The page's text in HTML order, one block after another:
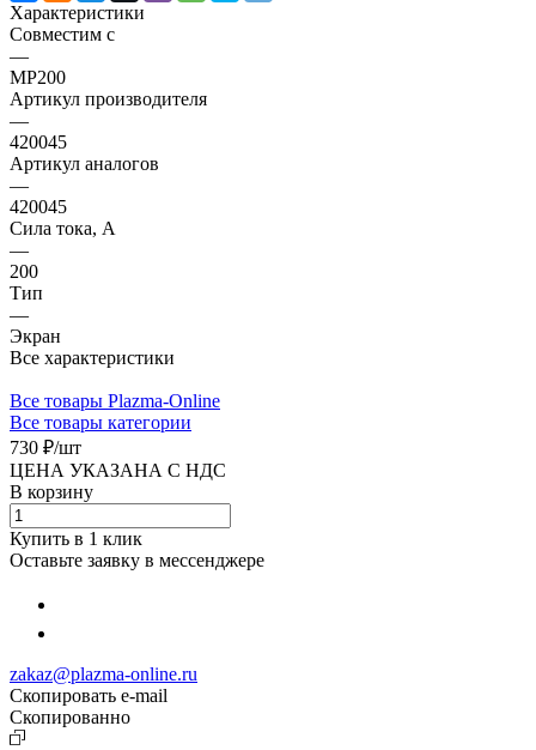
Характеристики
Совместим с
—
MP200
Артикул производителя
—
420045
Артикул аналогов
—
420045
Сила тока, А
—
200
Тип
—
Экран
Все характеристики
Все товары Plazma-Online
Все товары категории
730 ₽/шт
ЦЕНА УКАЗАНА С НДС
В корзину
Купить в 1 клик
Оставьте заявку в мессенджере
zakaz@plazma-online.ru
Скопировать e-mail
Cкопированно